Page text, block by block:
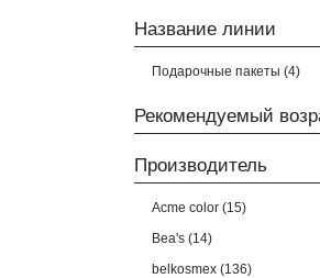
Название линии
Подарочные пакеты (4)
Рекомендуемый
Производитель
Acme color (15)
Bea's (14)
belkosmex (136)